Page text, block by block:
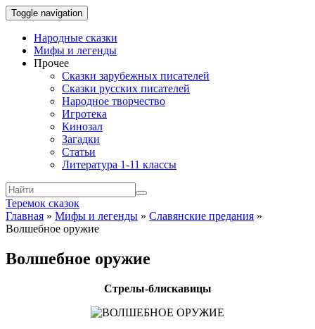
Toggle navigation
Народные сказки
Мифы и легенды
Прочее
Сказки зарубежных писателей
Сказки русских писателей
Народное творчество
Игротека
Кинозал
Загадки
Статьи
Литература 1-11 классы
Теремок сказок
Главная » Мифы и легенды » Славянские предания »
Волшебное оружие
Волшебное оружие
Стрелы-блискавицы